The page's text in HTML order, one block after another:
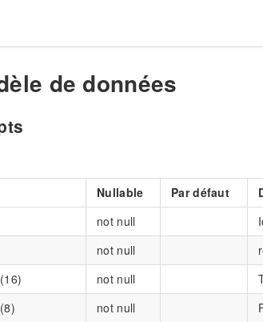
de données
Nullable Par défaut
not null
not null
not null
not null